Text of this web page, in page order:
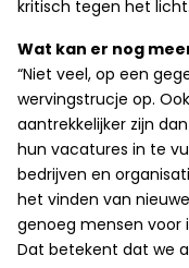
kritisch tegen het
Wat kan er nog
“Niet veel, op een
wervingstrucje op.
aantrekkelijker zijn
hun vacatures in te
bedrijven en
het vinden van
genoeg mensen voor
Dat betekent dat we